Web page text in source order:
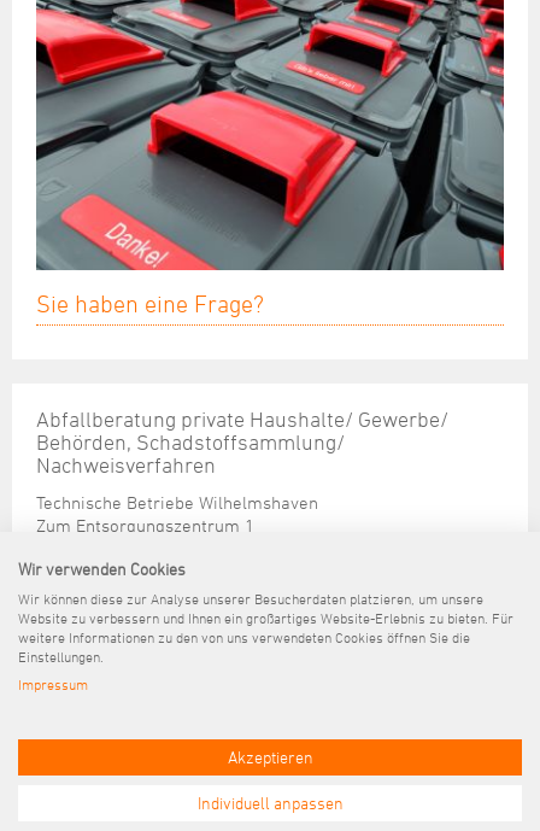
Sie haben eine Frage?
Abfallberatung private Haushalte/ Gewerbe/
Behörden, Schadstoffsammlung/
Nachweisverfahren
Technische Betriebe Wilhelmshaven
Zum Entsorgungszentrum 1
Tel. (04421) 16-4611
Fax. (04421) 16-414611
abfallberatung@wilhelmshaven.de
Wir verwenden Cookies
Wir können diese zur Analyse unserer Besucherdaten platzieren, um unsere
Website zu verbessern und Ihnen ein großartiges Website-Erlebnis zu bieten. Für
weitere Informationen zu den von uns verwendeten Cookies öffnen Sie die
Einstellungen.
Impressum
Akzeptieren
Individuell anpassen